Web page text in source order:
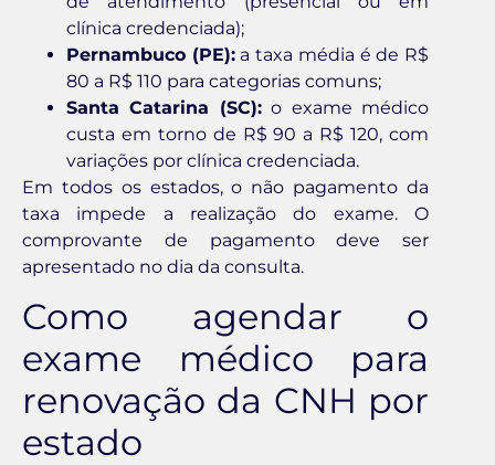
clínica credenciada);
Pernambuco (PE):a taxa média é de R$
80 a R$ 110 para categorias comuns;
Santa Catarina (SC):o exame médico
custa em torno de R$ 90 a R$ 120, com
variações por clínica credenciada.
Em todos os estados, o não pagamento da
taxa impede a realização do exame. O
comprovante de pagamento deve ser
apresentado no dia da consulta.
Como agendar o
exame médico para
renovação da CNH por
estado